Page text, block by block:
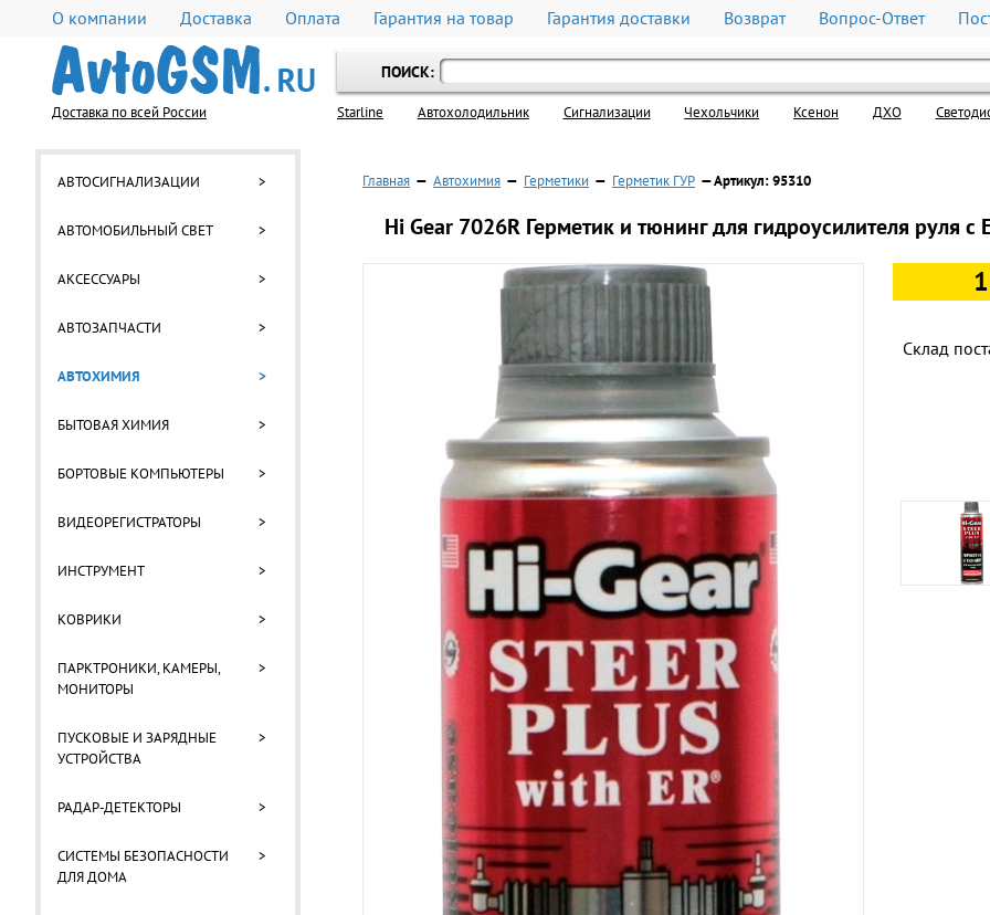
О компании Доставка Оплата Гарантия на товар Гарантия доставки Возврат Вопрос-Ответ
Доставка по всей России
ПОИСК:
Starline Автохолодильник Cигнализации Чехольчики Ксенон ДХО
АВТОСИГНАЛИЗАЦИИ >
АВТОМОБИЛЬНЫЙ СВЕТ >
АКСЕССУАРЫ >
АВТОЗАПЧАСТИ >
АВТОХИМИЯ >
БЫТОВАЯ ХИМИЯ >
БОРТОВЫЕ КОМПЬЮТЕРЫ >
ВИДЕОРЕГИСТРАТОРЫ >
ИНСТРУМЕНТ >
КОВРИКИ >
ПАРКТРОНИКИ, КАМЕРЫ,
МОНИТОРЫ
>
ПУСКОВЫЕ И ЗАРЯДНЫЕ
УСТРОЙСТВА
>
РАДАР-ДЕТЕКТОРЫ >
СИСТЕМЫ БЕЗОПАСНОСТИ
ДЛЯ ДОМА
>
Главная — Автохимия — Герметики — Герметик ГУР — Артикул: 95310
Hi Gear 7026R Герметик и тюнинг для гидроусилителя руля c
Склад